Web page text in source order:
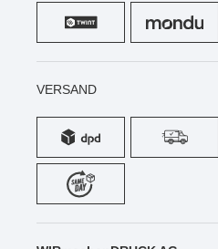
VERSAND